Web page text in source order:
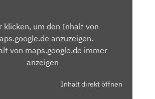
klicken, um den Inhalt von
anzuzeigen.
von maps.google.de immer
anzeigen
Inhalt direkt öffnen